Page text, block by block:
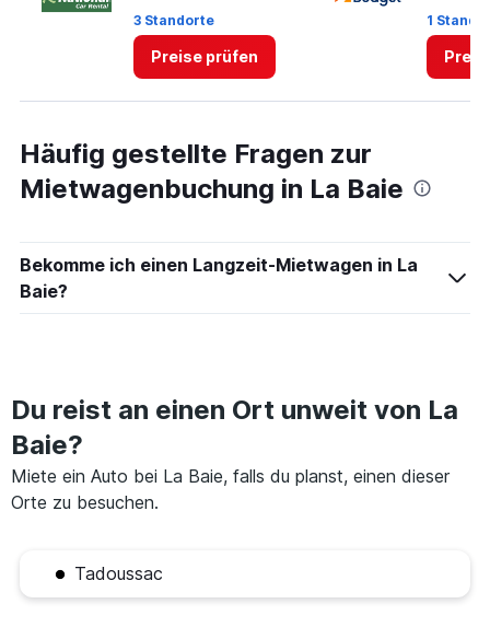
3 Standorte
Preise prüfen
1
Häufig gestellte Fragen zur
Mietwagenbuchung in La Baie
Bekomme ich einen Langzeit-Mietwagen in La
Baie?
Du reist an einen Ort unweit von La
Baie?
Miete ein Auto bei La Baie, falls du planst, einen dieser
Orte zu besuchen.
Tadoussac